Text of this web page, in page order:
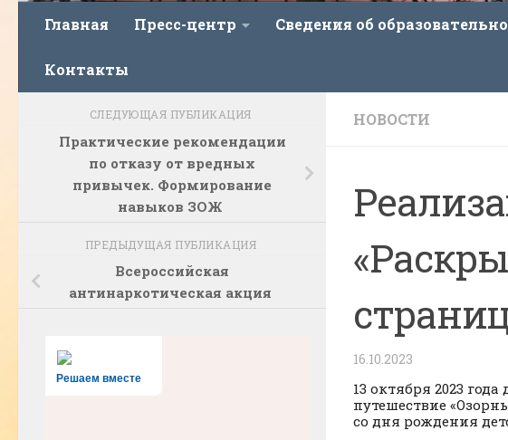
Главная Пресс-центр Сведения об
Контакты
НОВОСТИ
16.10.2023
13 октября 2023
путешествие
со дня рождения
СЛЕДУЮЩАЯ ПУБЛИКАЦИЯ
Практические рекомендации
по отказу от вредных
привычек. Формирование
навыков ЗОЖ
ПРЕДЫДУЩАЯ ПУБЛИКАЦИЯ
Всероссийская
антинаркотическая акция
Решаем вместе